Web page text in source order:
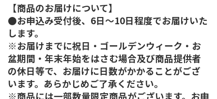
【商品のお届けについて】
●お申込み受付後、6日～10日程度でお届けいた
します。
※お届けまでに祝日・ゴールデンウィーク・お
盆期間・年末年始をはさむ場合及び商品提供者
の休日等で、お届けに日数がかかることがござ
います。あらかじめご了承ください。
※商品には一部数量限定商品がございます。お申